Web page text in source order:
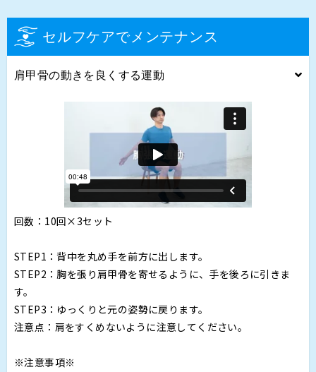
セルフケアでメンテナンス
肩甲骨の動きを良くする運動
回数：10回×3セット
STEP1：背中を丸め手を前方に出します。
STEP2：胸を張り肩甲骨を寄せるように、手を後ろに引きま
す。
STEP3：ゆっくりと元の姿勢に戻ります。
注意点：肩をすくめないように注意してください。
※注意事項※